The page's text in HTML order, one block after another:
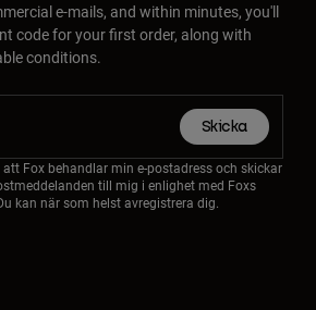
e-mails, and within minutes, you'll
code for your first order, along with
conditions.
Skicka
Fox behandlar min e-postadress och skickar
till mig i enlighet med Foxs
kan när som helst avregistrera dig.